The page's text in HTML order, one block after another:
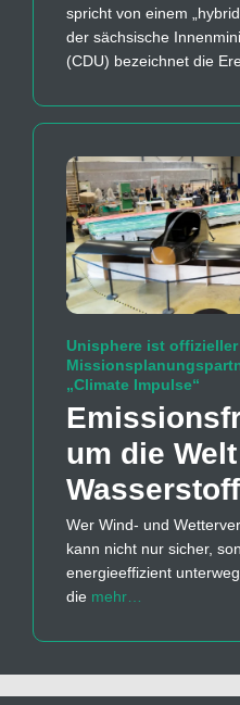
spricht von einem
der sächsische
(CDU) bezeichnet die
Unisphere ist offizieller
„Climate Impulse“
um die
Wer Wind- und
kann nicht nur sicher,
energieeffizient
die mehr…